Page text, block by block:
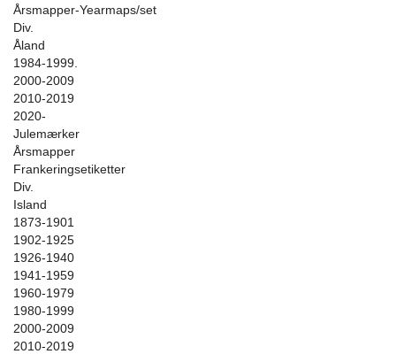
Årsmapper-Yearmaps/set
Div.
Åland
1984-1999.
2000-2009
2010-2019
2020-
Julemærker
Årsmapper
Frankeringsetiketter
Div.
Island
1873-1901
1902-1925
1926-1940
1941-1959
1960-1979
1980-1999
2000-2009
2010-2019